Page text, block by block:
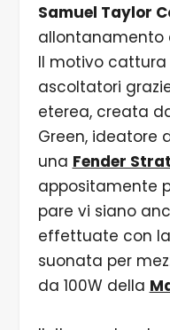
Samuel Taylor
allontanamento
Il motivo
ascoltatori
eterea, creata
Green, ideatore
una Fender
appositamente
pare vi siano
effettuate con
suonata per
da 100W della